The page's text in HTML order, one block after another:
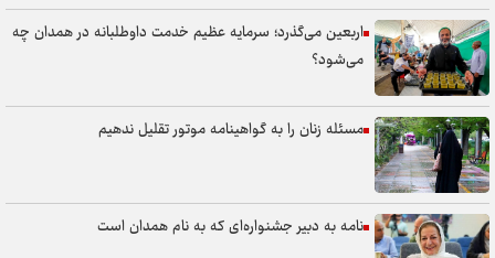
اربعین می‌گذرد؛ سرمایه عظیم خدمت داوطلبانه در همدان چه
می‌شود؟
مسئله زنان را به گواهینامه موتور تقلیل ندهیم
نامه به دبیر جشنواره‌ای که به نام همدان است